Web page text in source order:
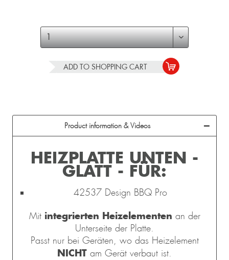
ADD TO SHOPPING CART
Product information & Videos
HEIZPLATTE UNTEN -
GLATT - FÜR:
42537 Design BBQ Pro
Mit integrierten Heizelementen an der
Unterseite der Platte.
Passt nur bei Geräten, wo das Heizelement
NICHT am Gerät verbaut ist.